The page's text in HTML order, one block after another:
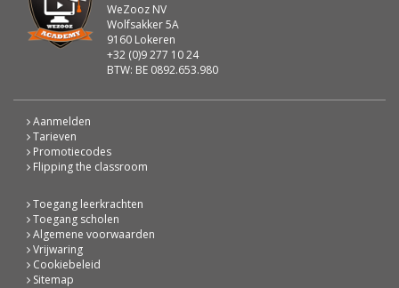
WeZooz NV
Wolfsakker 5A
9160 Lokeren
+32 (0)9 277 10 24
BTW: BE 0892.653.980
Aanmelden
Tarieven
Promotiecodes
Flipping the classroom
Toegang leerkrachten
Toegang scholen
Algemene voorwaarden
Vrijwaring
Cookiebeleid
Sitemap